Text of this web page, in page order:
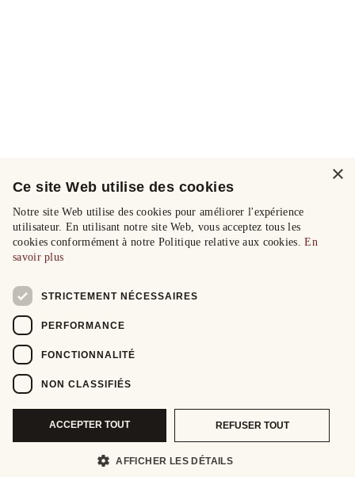
×
Ce site Web utilise des cookies
Notre site Web utilise des cookies pour améliorer l'expérience
utilisateur. En utilisant notre site Web, vous acceptez tous les
cookies conformément à notre Politique relative aux cookies.En
savoir plus
STRICTEMENT NÉCESSAIRES
PERFORMANCE
FONCTIONNALITÉ
NON CLASSIFIÉS
ACCEPTER TOUT REFUSER TOUT
AFFICHER LES DÉTAILS